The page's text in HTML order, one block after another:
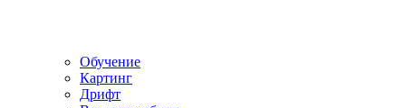
Обучение
Картинг
Дрифт